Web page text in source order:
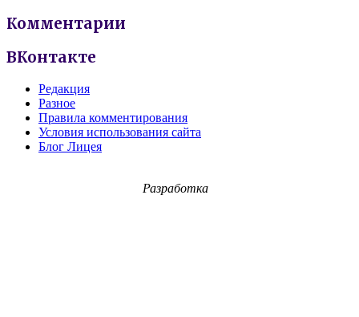
Комментарии
ВКонтакте
Редакция
Разное
Правила комментирования
Условия использования сайта
Блог Лицея
Разработка